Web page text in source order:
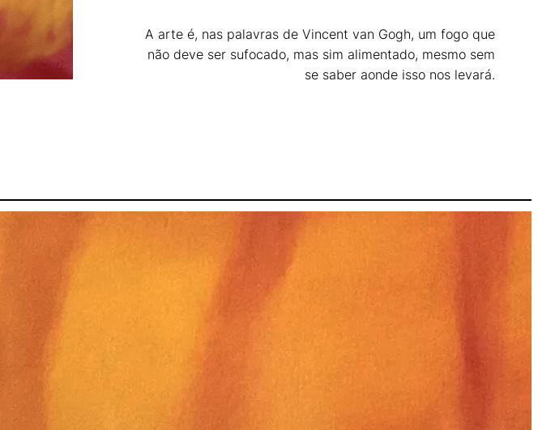
A arte é, nas palavras de Vincent van Gogh, um fogo que
não deve ser sufocado, mas sim alimentado, mesmo sem
se saber aonde isso nos levará.